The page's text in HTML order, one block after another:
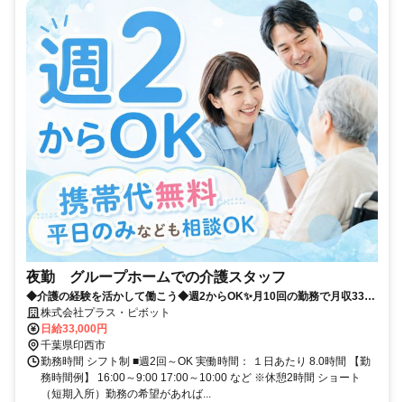
夜勤 グループホームでの介護スタッフ
◆介護の経験を活かして働こう◆週2からOK✨月10回の勤務で月収33万
以上！プラス・ピボット独自の福利厚生が多数！
株式会社プラス・ピボット
日給33,000円
千葉県印西市
勤務時間 シフト制 ■週2回～OK 実働時間： １日あたり 8.0時間 【勤
務時間例】 16:00～9:00 17:00～10:00 など ※休憩2時間 ショート
（短期入所）勤務の希望があれば...